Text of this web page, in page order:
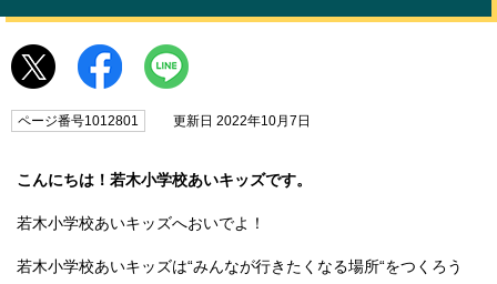
ページ番号1012801 更新日 2022年10月7日
こんにちは！若木小学校あいキッズです。
若木小学校あいキッズへおいでよ！
若木小学校あいキッズは“みんなが行きたくなる場所“をつくろう